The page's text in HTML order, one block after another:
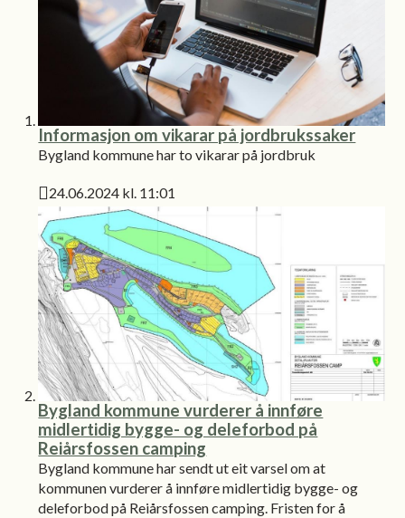
Informasjon om vikarar på jordbrukssaker
Bygland kommune har to vikarar på jordbruk
Publisert
24.06.2024 kl. 11:01
Bygland kommune vurderer å innføre
midlertidig bygge- og deleforbod på
Reiårsfossen camping
Bygland kommune har sendt ut eit varsel om at
kommunen vurderer å innføre midlertidig bygge- og
deleforbod på Reiårsfossen camping. Fristen for å